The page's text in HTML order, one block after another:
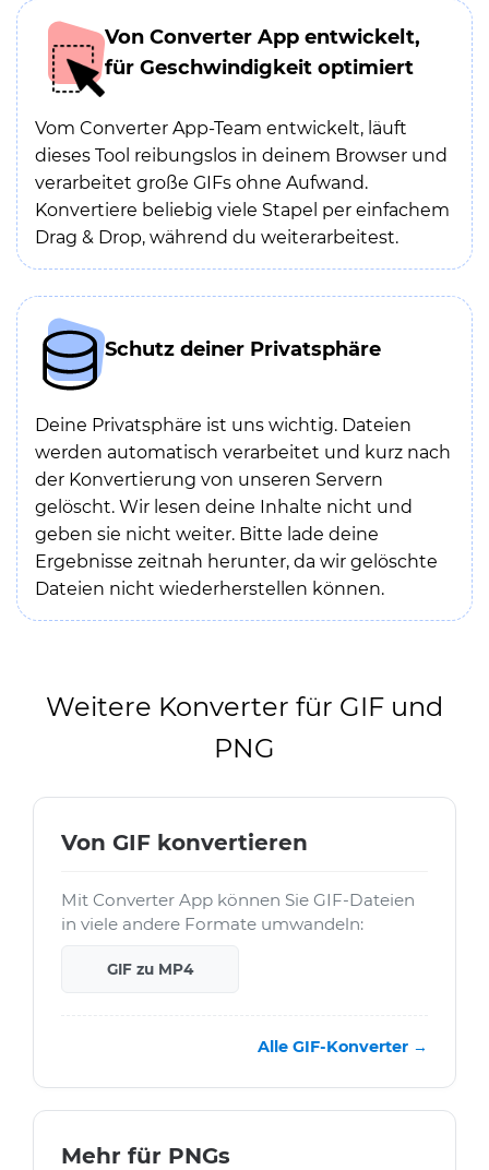
Von Converter App entwickelt,
für Geschwindigkeit optimiert
Vom Converter App-Team entwickelt, läuft
dieses Tool reibungslos in deinem Browser und
verarbeitet große GIFs ohne Aufwand.
Konvertiere beliebig viele Stapel per einfachem
Drag & Drop, während du weiterarbeitest.
Schutz deiner Privatsphäre
Deine Privatsphäre ist uns wichtig. Dateien
werden automatisch verarbeitet und kurz nach
der Konvertierung von unseren Servern
gelöscht. Wir lesen deine Inhalte nicht und
geben sie nicht weiter. Bitte lade deine
Ergebnisse zeitnah herunter, da wir gelöschte
Dateien nicht wiederherstellen können.
Weitere Konverter für GIF und
PNG
Von GIF konvertieren
Mit Converter App können Sie GIF-Dateien
in viele andere Formate umwandeln:
GIF zu MP4
Alle GIF-Konverter →
Mehr für PNGs